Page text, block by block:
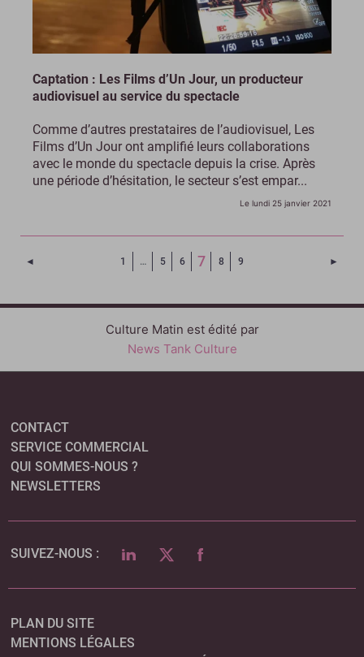
Captation : Les Films d’Un Jour, un producteur
audiovisuel au service du spectacle
Comme d’autres prestataires de l’audiovisuel, Les
Films d’Un Jour ont amplifié leurs collaborations
avec le monde du spectacle depuis la crise. Après
une période d’hésitation, le secteur s’est empar...
Le lundi 25 janvier 2021
◄ 1 … 5 6 7(Page courante)
8 9 ►
Culture Matin est édité par
News Tank Culture
CONTACT
SERVICE COMMERCIAL
QUI SOMMES-NOUS ?
NEWSLETTERS
SUIVEZ-NOUS : LINKEDINTWITTERFACEBOOK
PLAN DU SITE
MENTIONS LÉGALES